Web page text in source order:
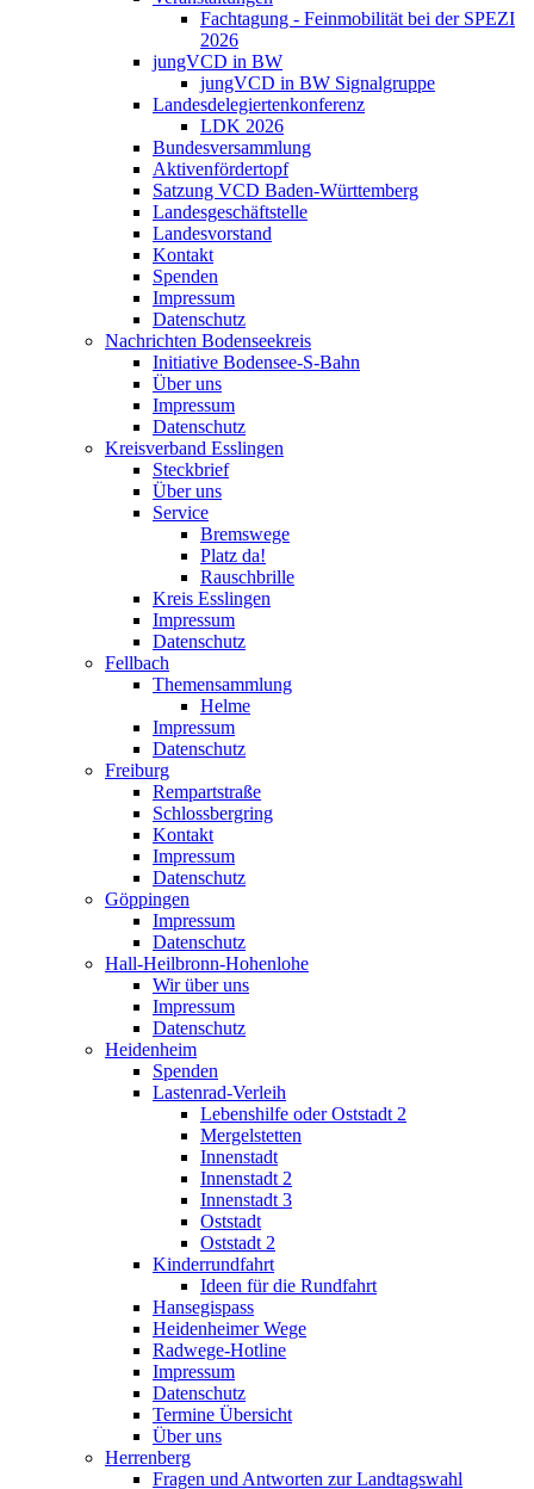
Fachtagung - Feinmobilität bei der SPEZI
2026
jungVCD in BW
jungVCD in BW Signalgruppe
Landesdelegiertenkonferenz
LDK 2026
Bundesversammlung
Aktivenfördertopf
Satzung VCD Baden-Württemberg
Landesgeschäftstelle
Landesvorstand
Kontakt
Spenden
Impressum
Datenschutz
Nachrichten Bodenseekreis
Initiative Bodensee-S-Bahn
Über uns
Impressum
Datenschutz
Kreisverband Esslingen
Steckbrief
Über uns
Service
Bremswege
Platz da!
Rauschbrille
Kreis Esslingen
Impressum
Datenschutz
Fellbach
Themensammlung
Helme
Impressum
Datenschutz
Freiburg
Rempartstraße
Schlossbergring
Kontakt
Impressum
Datenschutz
Göppingen
Impressum
Datenschutz
Hall-Heilbronn-Hohenlohe
Wir über uns
Impressum
Datenschutz
Heidenheim
Spenden
Lastenrad-Verleih
Lebenshilfe oder Oststadt 2
Mergelstetten
Innenstadt
Innenstadt 2
Innenstadt 3
Oststadt
Oststadt 2
Kinderrundfahrt
Ideen für die Rundfahrt
Hansegispass
Heidenheimer Wege
Radwege-Hotline
Impressum
Datenschutz
Termine Übersicht
Über uns
Herrenberg
Fragen und Antworten zur Landtagswahl